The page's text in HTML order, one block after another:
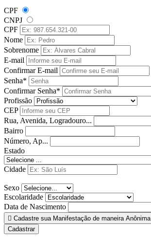
CPF
CNPJ
CPF
Nome
Sobrenome
E-mail
Confirmar E-mail
Senha*
Confirmar Senha*
Profissão
CEP
Rua, Avenida, Logradouro...
Bairro
Número, Ap...
Estado
Cidade
Sexo
Escolaridade
Data de Nascimento
Cadastre sua Manifestação de maneira Anônima
Cadastrar